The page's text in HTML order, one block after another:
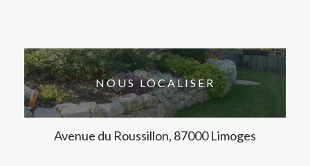
NOUS LOCALISER
Avenue du Roussillon, 87000 Limoges